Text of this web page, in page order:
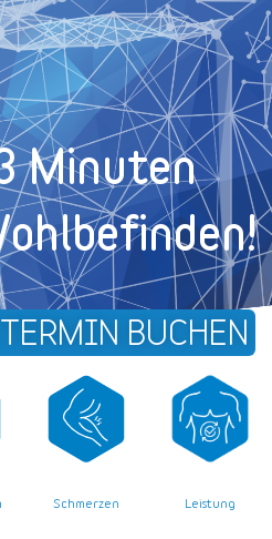
Minuten
BUCHEN
Schmerzen Leistung